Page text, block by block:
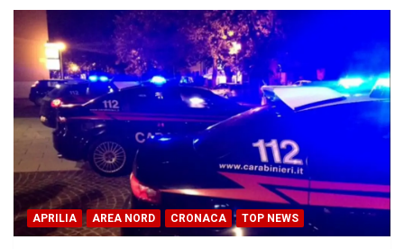
APRILIA AREA NORD CRONACA TOP NEWS